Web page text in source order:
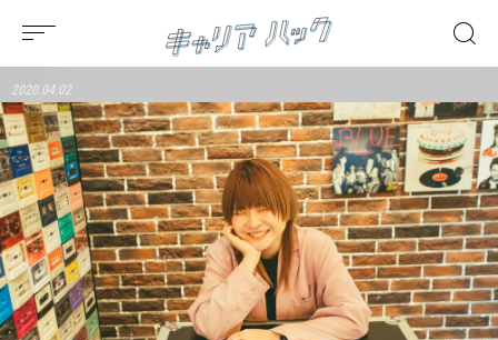
2020.04.02